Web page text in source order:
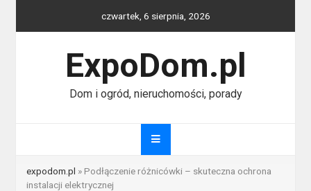
czwartek, 6 sierpnia, 2026
ExpoDom.pl
Dom i ogród, nieruchomości, porady
expodom.pl » Podłączenie różnicówki – skuteczna ochrona
instalacji elektrycznej